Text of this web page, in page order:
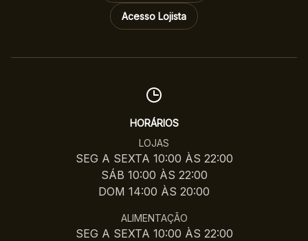
Acesso Lojista
HORÁRIOS
LOJAS
SEG A SEXTA 10:00 ÀS 22:00
SÁB 10:00 ÀS 22:00
DOM 14:00 ÀS 20:00
ALIMENTAÇÃO
SEG A SEXTA 10:00 ÀS 22:00